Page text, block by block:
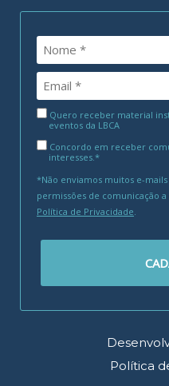
Quero receber material
eventos da LBCA
Concordo em receber
interesses.*
*Não enviamos muitos e-
permissões de comunicação
Política de Privacidade.
Política